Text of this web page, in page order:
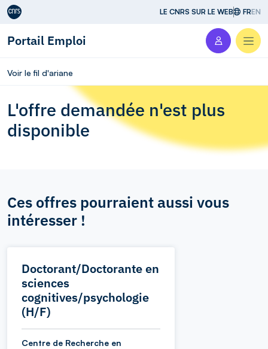
Aller au contenu LE CNRS SUR LE WEB FREN
Portail Emploi
Voir le fil d'ariane
L'offre demandée n'est plus
disponible
Ces offres pourraient aussi vous
intéresser !
Doctorant/Doctorante en
sciences
cognitives/psychologie
(H/F)
Centre de Recherche en